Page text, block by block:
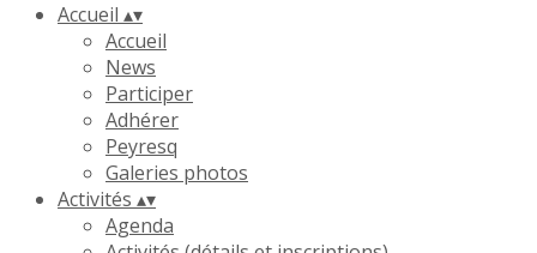
Accueil ▴▾
Accueil
News
Participer
Adhérer
Peyresq
Galeries photos
Activités ▴▾
Agenda